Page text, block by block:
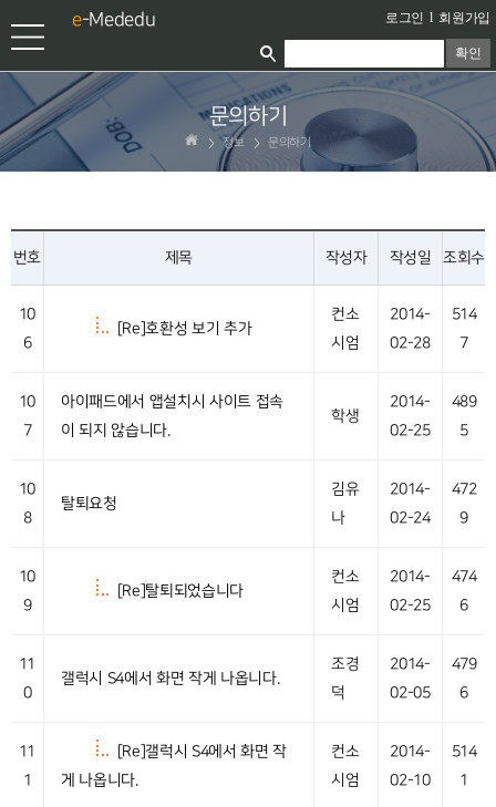
e-Mededu 로그인 l 회원가입
확인
문의하기
정보 문의하기
번호 제목 작성자 작성일 조회수
10
6
[Re]호환성 보기 추가
컨소
시엄
2014-
02-28
514
7
10
7
아이패드에서 앱설치시 사이트 접속
이 되지 않습니다.
학생
2014-
02-25
489
5
10
8
탈퇴요청
김유
나
2014-
02-24
472
9
10
9
[Re]탈퇴되었습니다
컨소
시엄
2014-
02-25
474
6
11
0
갤럭시 S4에서 화면 작게 나옵니다.
조경
덕
2014-
02-05
479
6
11
1
[Re]갤럭시 S4에서 화면 작
게 나옵니다.
컨소
시엄
2014-
02-10
514
1